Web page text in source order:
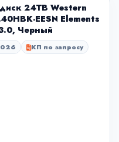
24TB Western
EESN Elements
Черный
КП по запросу